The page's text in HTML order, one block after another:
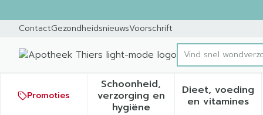
ContactGezondheidsnieuwsVoorschrift
Product, merk,
Vind sne
Promoties
Schoonheid,
verzorging en
hygiëneToon submenu voor
Dieet, voeding
en vitamines
Toon